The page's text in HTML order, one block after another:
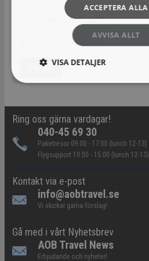
Önskar ni vårt nyhetsbrev?
Ring oss gärna vardagar!
040-45 69 30
Paketresor 09.00 - 17.00 (lunch 12-13)
Flygsupport 10.00 - 15.00 (lunch 12-13)
Kontakt via e-post
info@aobtravel.se
Vi skickar gärna förslag!
Gå med i vårt Nyhetsbrev
AOB Travel News
Erbjudande och nyheter!
ACCEPTERA ALLA
AVVISA ALLT
VISA DETALJER